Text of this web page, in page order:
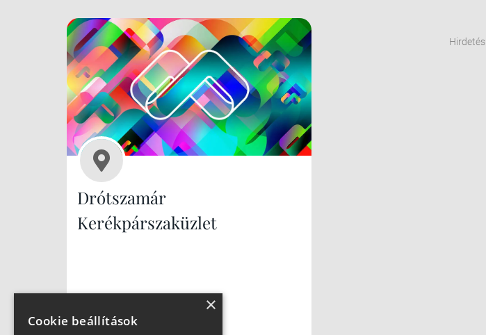
Drótszamár
Kerékpárszaküzlet
Hirdetés
×
Cookie beállítások